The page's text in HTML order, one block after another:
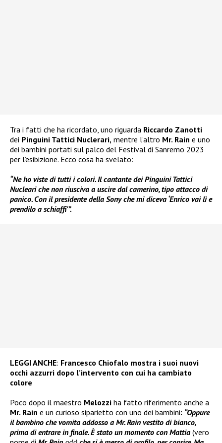
Tra i fatti che ha ricordato, uno riguarda Riccardo Zanotti
dei Pinguini Tattici Nuclerari, mentre l’altro Mr. Rain e uno
dei bambini portati sul palco del Festival di Sanremo 2023
per l’esibizione. Ecco cosa ha svelato:
“Ne ho viste di tutti i colori. Il cantante dei Pinguini Tattici
Nucleari che non riusciva a uscire dal camerino, tipo attacco di
panico. Con il presidente della Sony che mi diceva ‘Enrico vai lì e
prendilo a schiaffi'”.
LEGGI ANCHE: Francesco Chiofalo mostra i suoi nuovi
occhi azzurri dopo l’intervento con cui ha cambiato
colore
Poco dopo il maestro Melozzi ha fatto riferimento anche a
Mr. Rain e un curioso siparietto con uno dei bambini: “Oppure
il bambino che vomita addosso a Mr. Rain vestito di bianco,
prima di entrare in finale. È stato un momento con Mattia (vero